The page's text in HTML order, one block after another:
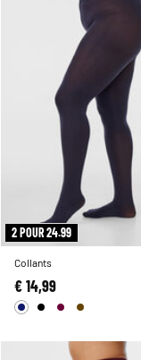
2 POUR 24.99
Collants
€ 14,99